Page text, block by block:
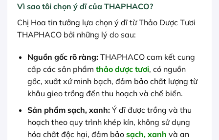
Vì sao tôi chọn ý dĩ của THAPHACO?
Chị Hoa tin tưởng lựa chọn ý dĩ từ Thảo Dược Tươi
THAPHACO bởi những lý do sau:
Nguồn gốc rõ ràng:THAPHACO cam kết cung
cấp các sản phẩm thảo dược tươi, có nguồn
gốc, xuất xứ minh bạch, đảm bảo chất lượng từ
khâu gieo trồng đến thu hoạch và chế biến.
Sản phẩm sạch, xanh:Ý dĩ được trồng và thu
hoạch theo quy trình khép kín, không sử dụng
hóa chất độc hại, đảm bảo sạch, xanh và an